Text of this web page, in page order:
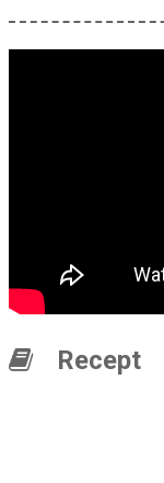
Recept